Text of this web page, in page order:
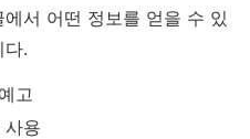
서 어떤 정보를 얻을 수 있
다.
고
사용